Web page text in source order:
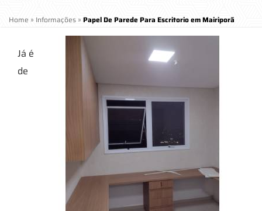
Home » Informações » Papel De Parede Para Escritorio em Mairiporã
Já é
de